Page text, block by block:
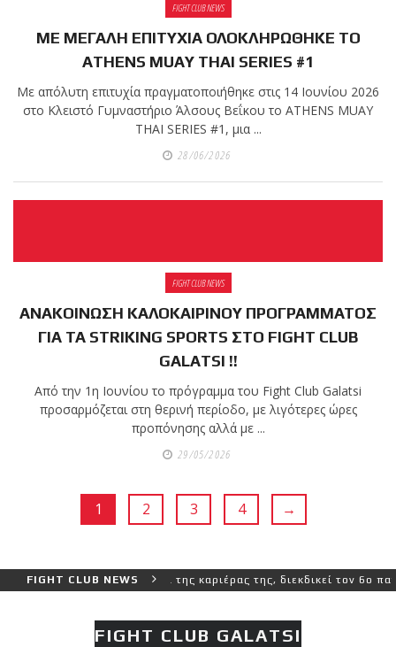
FIGHT CLUB NEWS
ΜΕ ΜΕΓΑΛΗ ΕΠΙΤΥΧΙΑ ΟΛΟΚΛΗΡΩΘΗΚΕ ΤΟ
ATHENS MUAY THAI SERIES #1
Με απόλυτη επιτυχία πραγματοποιήθηκε στις 14 Ιουνίου 2026
στο Κλειστό Γυμναστήριο Άλσους Βεΐκου το ATHENS MUAY
THAI SERIES #1, μια ...
28/06/2026
FIGHT CLUB NEWS
ΑΝΑΚΟΙΝΩΣΗ ΚΑΛΟΚΑΙΡΙΝΟΥ ΠΡΟΓΡΑΜΜΑΤΟΣ
ΓΙΑ ΤΑ STRIKING SPORTS ΣΤΟ FIGHT CLUB
GALATSI !!
Από την 1η Ιουνίου το πρόγραμμα του Fight Club Galatsi
προσαρμόζεται στη θερινή περίοδο, με λιγότερες ώρες
προπόνησης αλλά με ...
29/05/2026
1 2 3 4 →
FIGHT CLUB NEWS
πιο δύσκολο αγώνα της καριέρας της, διεκδικεί τον 6ο
FIGHT CLUB GALATSI